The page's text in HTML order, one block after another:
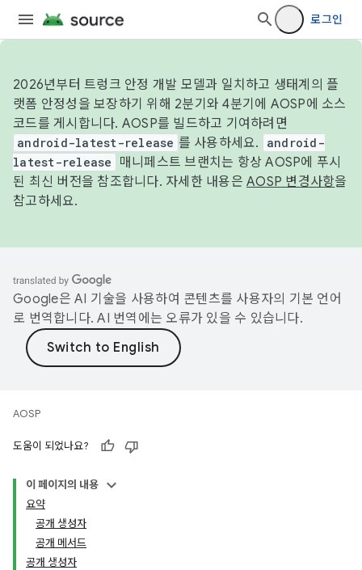
로그인
2026년부터 트렁크 안정 개발 모델과 일치하고 생태계의 플
랫폼 안정성을 보장하기 위해 2분기와 4분기에 AOSP에 소스
코드를 게시합니다. AOSP를 빌드하고 기여하려면
android-latest-release 를 사용하세요.
android-
latest-release
매니페스트 브랜치는 항상 AOSP에 푸시
된 최신 버전을 참조합니다. 자세한 내용은 AOSP 변경사항을
참고하세요.
Google은 AI 기술을 사용하여 콘텐츠를 사용자의 기본 언어
로 번역합니다. AI 번역에는 오류가 있을 수 있습니다.
AOSP
도움이 되었나요?
이 페이지의 내용
요약
공개 생성자
공개 메서드
공개 생성자